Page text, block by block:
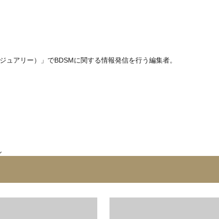
アリー）」でBDSMに関する情報発信を行う編集者。